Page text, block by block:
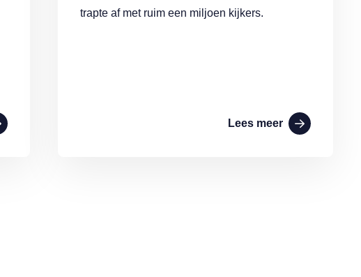
trapte af met ruim een miljoen kijkers.
Lees meer